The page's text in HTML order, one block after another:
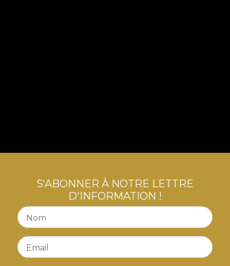
S'ABONNER À NOTRE LETTRE
D'INFORMATION !
Nom
Email